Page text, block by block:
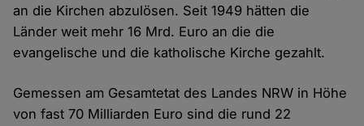
an die Kirchen abzulösen. Seit 1949 hätten die
Länder weit mehr 16 Mrd. Euro an die die
evangelische und die katholische Kirche gezahlt.
Gemessen am Gesamtetat des Landes NRW in Höhe
von fast 70 Milliarden Euro sind die rund 22